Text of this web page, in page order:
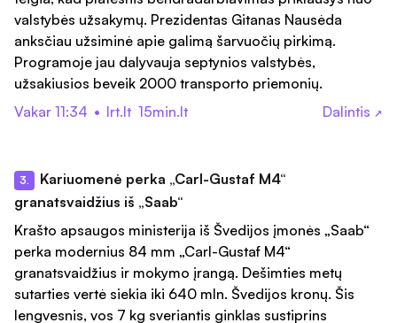
valstybės užsakymų. Prezidentas Gitanas Nausėda
anksčiau užsiminė apie galimą šarvuočių pirkimą.
Programoje jau dalyvauja septynios valstybės,
užsakiusios beveik 2000 transporto priemonių.
Vakar 11:34 • lrt.lt 15min.lt Dalintis ↗
3.
Kariuomenė perka „Carl-Gustaf M4“
granatsvaidžius iš „Saab“
Krašto apsaugos ministerija iš Švedijos įmonės „Saab“
perka modernius 84 mm „Carl-Gustaf M4“
granatsvaidžius ir mokymo įrangą. Dešimties metų
sutarties vertė siekia iki 640 mln. Švedijos kronų. Šis
lengvesnis, vos 7 kg sveriantis ginklas sustiprins